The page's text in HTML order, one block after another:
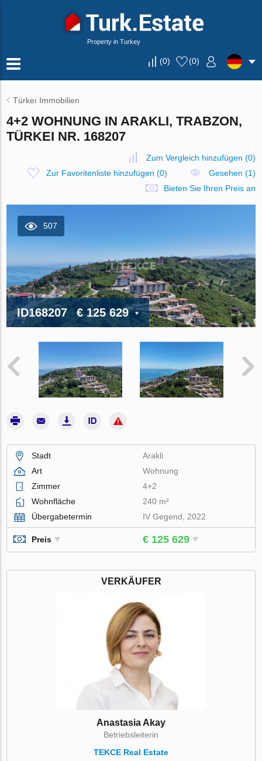
Property in Turkey
(0) (0)
Türkeı Immobilien
4+2 WOHNUNG IN ARAKLI, TRABZON,
TÜRKEI NR. 168207
Zum Vergleich hinzufügen (0)
Zur Favoritenliste hinzufügen (0)
Gesehen (1)
Bieten Sie Ihren Preis an
507
ID168207 € 125 629
Stadt
Arakli
Art
Wohnung
Zimmer
4+2
Wohnfläche
240 m²
Übergabetermin
IV Gegend, 2022
Preis € 125 629
VERKÄUFER
Anastasia Akay
Betriebsleiterin
TEKCE Real Estate